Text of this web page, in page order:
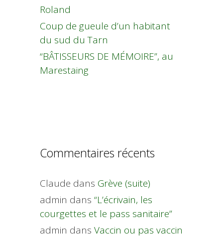
Roland
Coup de gueule d’un habitant
du sud du Tarn
“BÂTISSEURS DE MÉMOIRE”, au
Marestaing
Commentaires récents
Claude dans Grève (suite)
admin dans “L’écrivain, les
courgettes et le pass sanitaire”
admin dans Vaccin ou pas vaccin